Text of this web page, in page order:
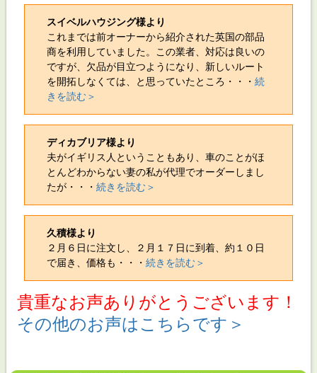
スイベルハウジング様より
これまでは前オーナーから紹介された英国の部品
商を利用していました。この業者、対応は良いの
ですが、欠品が目立つようになり、新しいルート
を開拓しなくては、と思っていたところ・・・ 続
きを読む＞
ディカブリア様より
夫がイギリス人ということもあり、車のことがほ
とんどわからない妻の私が代理でオーダーしまし
たが・・・ 続きを読む＞
久積様より
２月６日に注文し、２月１７日に到着、約１０日
で届き、価格も・・・ 続きを読む＞
貴重なお声ありがとうございます！
その他のお声はこちらです＞